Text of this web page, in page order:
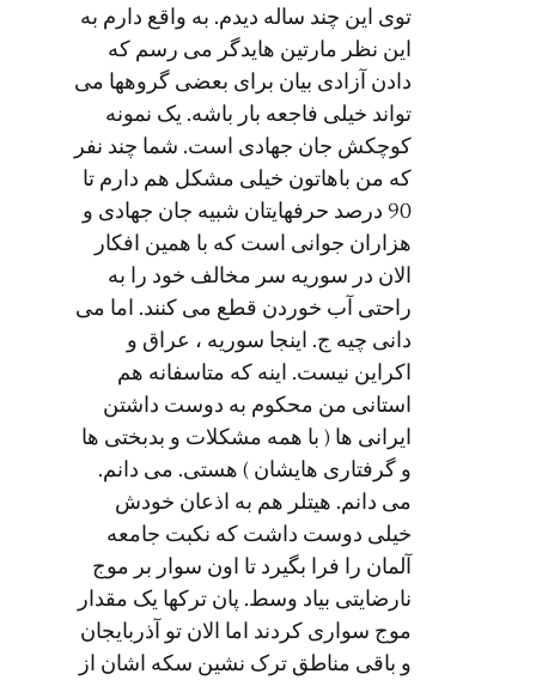
توی این چند ساله دیدم. به واقع دارم به
این نظر مارتین هایدگر می رسم که
دادن آزادی بیان برای بعضی گروهها می
تواند خیلی فاجعه بار باشه. یک نمونه
کوچکش جان جهادی است. شما چند نفر
که من باهاتون خیلی مشکل هم دارم تا
90 درصد حرفهایتان شبیه جان جهادی و
هزاران جوانی است که با همین افکار
الان در سوریه سر مخالف خود را به
راحتی آب خوردن قطع می کنند. اما می
دانی چیه ج. اینجا سوریه ، عراق و
اکراین نیست. اینه که متاسفانه هم
استانی من محکوم به دوست داشتن
ایرانی ها ( با همه مشکلات و بدبختی ها
و گرفتاری هایشان ) هستی. می دانم.
می دانم. هیتلر هم به اذعان خودش
خیلی دوست داشت که نکبت جامعه
آلمان را فرا بگیرد تا اون سوار بر موج
نارضایتی بیاد وسط. پان ترکها یک مقدار
موج سواری کردند اما الان تو آذربایجان
و باقی مناطق ترک نشین سکه اشان از